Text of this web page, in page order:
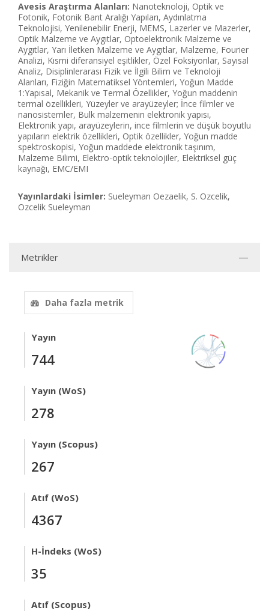
Avesis Araştırma Alanları: Nanoteknoloji, Optik ve
Fotonik, Fotonik Bant Aralığı Yapıları, Aydınlatma
Teknolojisi, Yenilenebilir Enerji, MEMS, Lazerler ve Mazerler,
Optik Malzeme ve Aygıtlar, Optoelektronik Malzeme ve
Aygıtlar, Yarı İletken Malzeme ve Aygıtlar, Malzeme, Fourier
Analizi, Kısmi diferansiyel eşitlikler, Özel Foksiyonlar, Sayısal
Analiz, Disiplinlerarası Fizik ve İlgili Bilim ve Teknoloji
Alanları, Fiziğin Matematiksel Yöntemleri, Yoğun Madde
1:Yapısal, Mekanik ve Termal Özellikler, Yoğun maddenin
termal özellikleri, Yüzeyler ve arayüzeyler; İnce filmler ve
nanosistemler, Bulk malzemenin elektronik yapısı,
Elektronik yapı, arayüzeylerin, ince filmlerin ve düşük boyutlu
yapıların elektrik özellikleri, Optik özellikler, Yoğun madde
spektroskopisi, Yoğun maddede elektronik taşınım,
Malzeme Bilimi, Elektro-optik teknolojiler, Elektriksel güç
kaynağı, EMC/EMI
Yayınlardaki İsimler: Sueleyman Oezaelik, S. Ozcelik,
Ozcelik Sueleyman
Metrikler
Daha fazla metrik
Yayın
744
Yayın (WoS)
278
Yayın (Scopus)
267
Atıf (WoS)
4367
H-İndeks (WoS)
35
Atıf (Scopus)